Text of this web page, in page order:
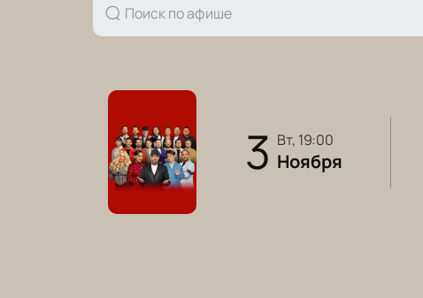
3 вт, 19:00
Ноября